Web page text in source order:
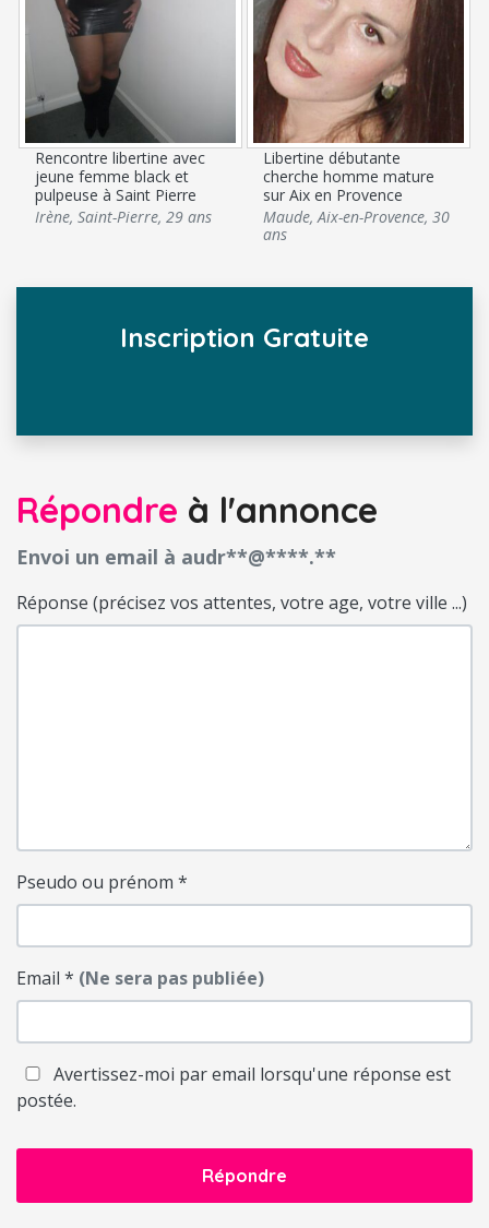
Rencontre libertine avec
jeune femme black et
pulpeuse à Saint Pierre
Irène,Saint-Pierre,29 ans
Libertine débutante
cherche homme mature
sur Aix en Provence
Maude,Aix-en-Provence,30
ans
Inscription Gratuite
Répondre à l'annonce
Envoi un email à audr**@****.**
Réponse (précisez vos attentes, votre age, votre ville ...)
Pseudo ou prénom *
Email * (Ne sera pas publiée)
Avertissez-moi par email lorsqu'une réponse est
postée.
Répondre